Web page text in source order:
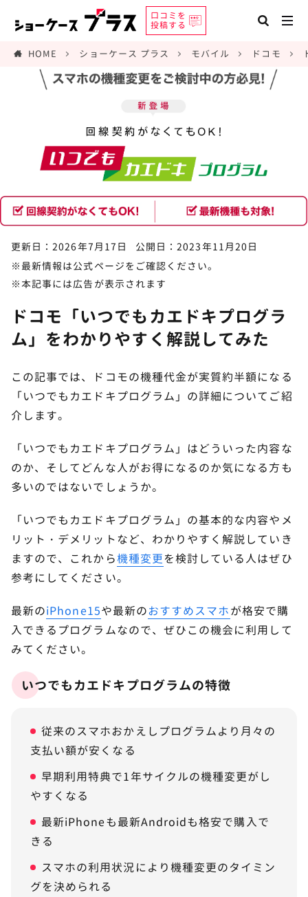
口コミを
投稿する
HOME ショーケース プラス モバイル ドコモ
更新日：2026年7月17日
公開日：2023年11月20日
※最新情報は公式ページをご確認ください。
※本記事には広告が表示されます
ドコモ「いつでもカエドキプログラ
ム」をわかりやすく解説してみた
この記事では、ドコモの機種代金が実質約半額になる
「いつでもカエドキプログラム」の詳細についてご紹
介します。
「いつでもカエドキプログラム」はどういった内容な
のか、そしてどんな人がお得になるのか気になる方も
多いのではないでしょうか。
「いつでもカエドキプログラム」の基本的な内容やメ
リット・デメリットなど、わかりやすく解説していき
ますので、これから機種変更を検討している人はぜひ
参考にしてください。
最新のiPhone15や最新のおすすめスマホが格安で購
入できるプログラムなので、ぜひこの機会に利用して
みてください。
いつでもカエドキプログラムの特徴
従来のスマホおかえしプログラムより月々の
支払い額が安くなる
早期利用特典で1年サイクルの機種変更がし
やすくなる
最新iPhoneも最新Androidも格安で購入で
きる
スマホの利用状況により機種変更のタイミン
グを決められる